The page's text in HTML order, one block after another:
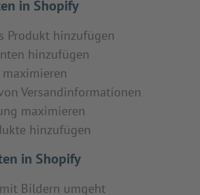
in Shopify
Produkt hinzufügen
hinzufügen
maximieren
Versandinformationen
maximieren
hinzufügen
in Shopify
Bildern umgeht